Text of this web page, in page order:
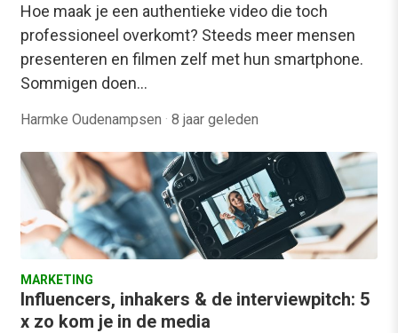
Hoe maak je een authentieke video die toch
professioneel overkomt? Steeds meer mensen
presenteren en filmen zelf met hun smartphone.
Sommigen doen…
Harmke Oudenampsen · 8 jaar geleden
MARKETING
Influencers, inhakers & de interviewpitch: 5
x zo kom je in de media